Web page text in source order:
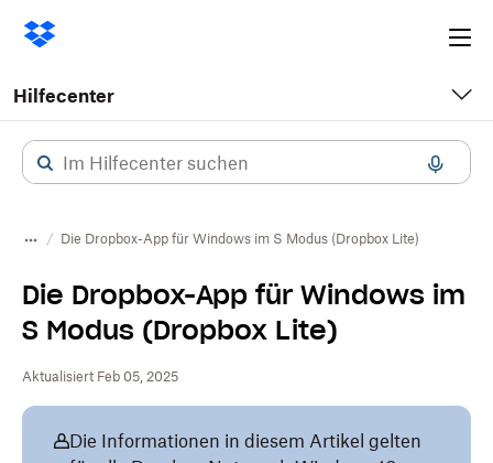
Hilfecenter
Die Dropbox-App für Windows im S Modus (Dropbox Lite)
Die Dropbox-App für Windows im
S Modus (Dropbox Lite)
Aktualisiert Feb 05, 2025
Die Informationen in diesem Artikel gelten